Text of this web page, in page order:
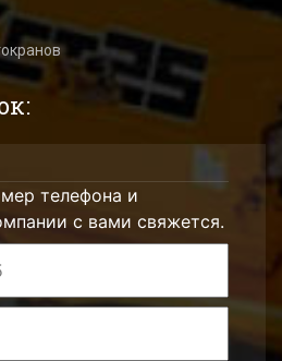
телефона и
с вами свяжется.